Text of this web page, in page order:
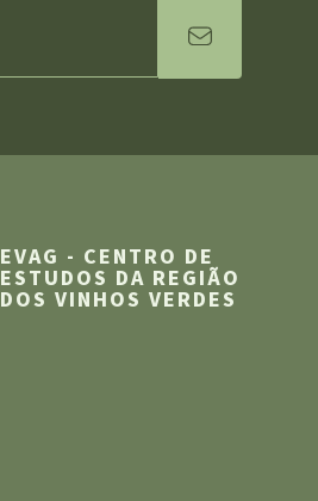
EVAG - CENTRO DE
ESTUDOS DA REGIÃO
DOS VINHOS VERDES